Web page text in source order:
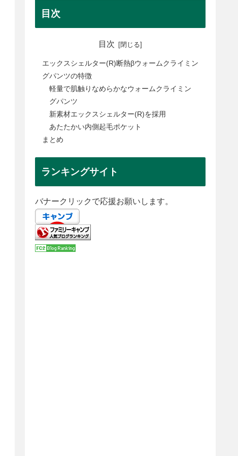
目次
目次
エックスシェルター(R)断熱βウォームクライミン
グパンツの特徴
軽量で肌触りなめらかなウォームクライミン
グパンツ
新素材エックスシェルター(R)を採用
あたたかい内側起毛ポケット
まとめ
ランキングサイト
バナークリックで応援お願いします。